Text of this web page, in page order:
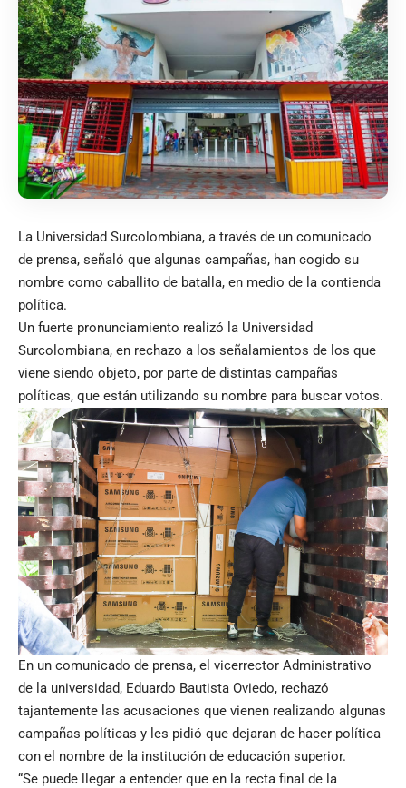
La Universidad Surcolombiana, a través de un comunicado
de prensa, señaló que algunas campañas, han cogido su
nombre como caballito de batalla, en medio de la contienda
política.
Un fuerte pronunciamiento realizó la Universidad
Surcolombiana, en rechazo a los señalamientos de los que
viene siendo objeto, por parte de distintas campañas
políticas, que están utilizando su nombre para buscar votos.
En un comunicado de prensa, el vicerrector Administrativo
de la universidad, Eduardo Bautista Oviedo, rechazó
tajantemente las acusaciones que vienen realizando algunas
campañas políticas y les pidió que dejaran de hacer política
con el nombre de la institución de educación superior.
“Se puede llegar a entender que en la recta final de la